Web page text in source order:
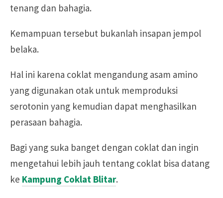
tenang dan bahagia.
Kemampuan tersebut bukanlah insapan jempol
belaka.
Hal ini karena coklat mengandung asam amino
yang digunakan otak untuk memproduksi
serotonin yang kemudian dapat menghasilkan
perasaan bahagia.
Bagi yang suka banget dengan coklat dan ingin
mengetahui lebih jauh tentang coklat bisa datang
ke Kampung Coklat Blitar.